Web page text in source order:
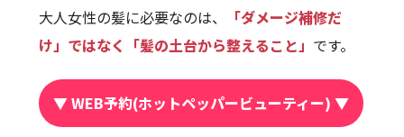
大人女性の髪に必要なのは、
「ダメージ補修だ
け」ではなく「髪の土台から整えること」 です。
▼ WEB予約(ホットペッパービューティー) ▼